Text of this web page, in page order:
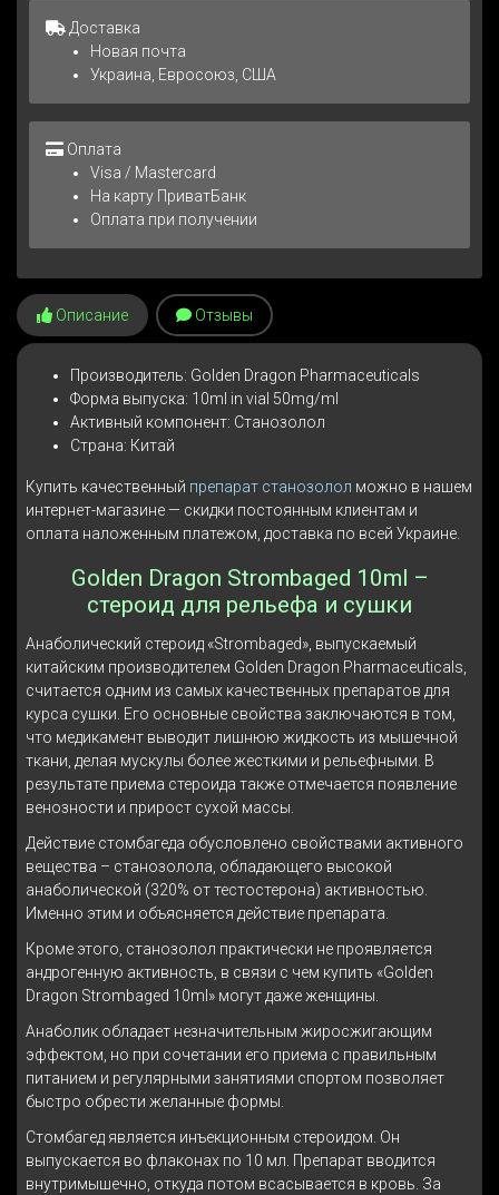
Доставка
Новая почта
Украина, Евросоюз, США
Оплата
Visa / Mastercard
На карту ПриватБанк
Оплата при получении
Описание Отзывы
Производитель: Golden Dragon Pharmaceuticals
Форма выпуска: 10ml in vial 50mg/ml
Активный компонент: Станозолол
Страна: Китай
Купить качественный препарат станозолол можно в нашем
интернет-магазине — скидки постоянным клиентам и
оплата наложенным платежом, доставка по всей Украине.
Golden Dragon Strombaged 10ml –
стероид для рельефа и сушки
Анаболический стероид «Strombaged», выпускаемый
китайским производителем Golden Dragon Pharmaceuticals,
считается одним из самых качественных препаратов для
курса сушки. Его основные свойства заключаются в том,
что медикамент выводит лишнюю жидкость из мышечной
ткани, делая мускулы более жесткими и рельефными. В
результате приема стероида также отмечается появление
венозности и прирост сухой массы.
Действие стомбагеда обусловлено свойствами активного
вещества – станозолола, обладающего высокой
анаболической (320% от тестостерона) активностью.
Именно этим и объясняется действие препарата.
Кроме этого, станозолол практически не проявляется
андрогенную активность, в связи с чем купить «Golden
Dragon Strombaged 10ml» могут даже женщины.
Анаболик обладает незначительным жиросжигающим
эффектом, но при сочетании его приема с правильным
питанием и регулярными занятиями спортом позволяет
быстро обрести желанные формы.
Стомбагед является инъекционным стероидом. Он
выпускается во флаконах по 10 мл. Препарат вводится
внутримышечно, откуда потом всасывается в кровь. За